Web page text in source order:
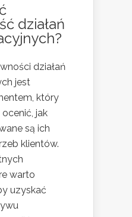
działań
działań
jest
który
jak
są ich
klientów.
warto
uzyskać